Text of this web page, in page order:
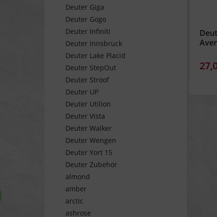
Deuter Giga
Deuter Gogo
Deuter Infiniti
Deuter Innsbruck
Deuter Lake Placid
Deuter StepOut
Deuter Stroof
Deuter UP
Deuter Utilion
Deuter Vista
Deuter Walker
Deuter Wengen
Deuter Yort 15
Deuter Zubehör
almond
amber
arctic
ashrose